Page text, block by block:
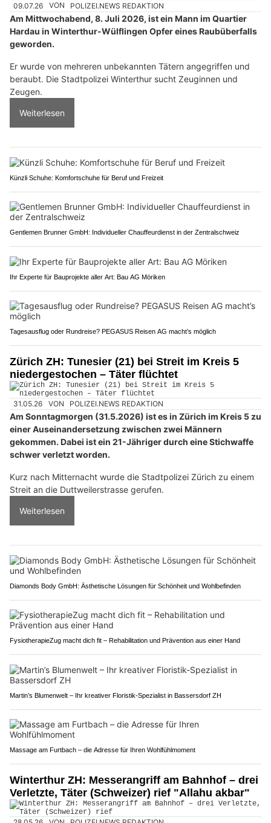
09.07.26 VON POLIZEI.NEWS REDAKTION
Am Mittwochabend, 8. Juli 2026, ist ein Mann im Quartier
Hardau in Winterthur-Wülflingen Opfer eines Raubüberfalls
geworden.
Er wurde von mehreren unbekannten Tätern angegriffen und
beraubt. Die Stadtpolizei Winterthur sucht Zeuginnen und
Zeugen.
Weiterlesen
Künzli Schuhe: Komfortschuhe für Beruf und Freizeit
Gentlemen Brunner GmbH: Individueller Chauffeurdienst in der Zentralschweiz
Ihr Experte für Bauprojekte aller Art: Bau AG Möriken
Tagesausflug oder Rundreise? PEGASUS Reisen AG macht’s möglich
Zürich ZH: Tunesier (21) bei Streit im Kreis 5
niedergestochen – Täter flüchtet
31.05.26 VON POLIZEI.NEWS REDAKTION
Am Sonntagmorgen (31.5.2026) ist es in Zürich im Kreis 5 zu
einer Auseinandersetzung zwischen zwei Männern
gekommen. Dabei ist ein 21-Jähriger durch eine Stichwaffe
schwer verletzt worden.
Kurz nach Mitternacht wurde die Stadtpolizei Zürich zu einem
Streit an die Duttweilerstrasse gerufen.
Weiterlesen
Diamonds Body GmbH: Ästhetische Lösungen für Schönheit und Wohlbefinden
FysiotherapieZug macht dich fit – Rehabilitation und Prävention aus einer Hand
Martin’s Blumenwelt – Ihr kreativer Floristik-Spezialist in Bassersdorf ZH
Massage am Furtbach – die Adresse für Ihren Wohlfühlmoment
Winterthur ZH: Messerangriff am Bahnhof – drei
Verletzte, Täter (Schweizer) rief "Allahu akbar"